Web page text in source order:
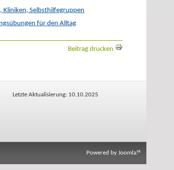
Selbsthilfegruppen
für den Alltag
Beitrag drucken
Letzte Aktualisierung: 10.10.2025
Powered by Joomla!®